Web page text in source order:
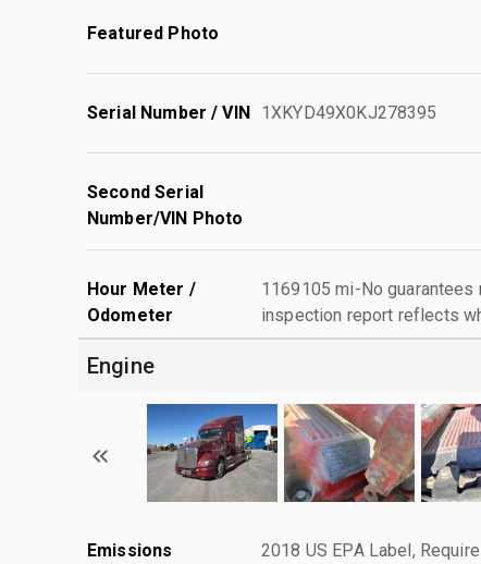
Featured Photo
Serial Number / VIN 1XKYD49X0KJ278395
Second Serial
Number/VIN Photo
Hour Meter /
Odometer
1169105 mi-No
inspection report reflects
Engine
Emissions 2018 US EPA Label,